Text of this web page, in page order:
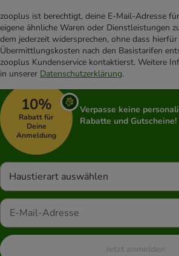
zooplus ist berechtigt, deine E-Mail-Adresse
eigene ähnliche Waren oder Dienstleistungen
dem jederzeit widersprechen, ohne dass
Übermittlungskosten nach den Basistarifen
zooplus Kundenservice kontaktierst. Weitere
in unserer Datenschutzerklärung.
10%
Rabatt für
Deine
Anmeldung
Verpasse keine
Rabatte und Gutscheine!
Haustierart auswählen
Jetzt anmelden